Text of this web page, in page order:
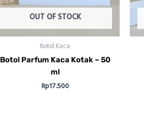
OUT OF STOCK
Botol Kaca
Botol Parfum Kaca Kotak – 50
ml
Rp17.500